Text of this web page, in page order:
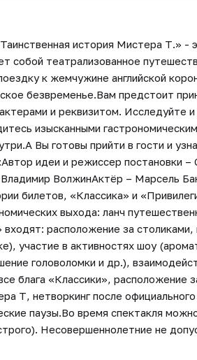
история Мистера Т.» -
собой театрализованное
к жемчужине английской
безвременье.Вам предстоит
и реквизитом. Исследуйте
изысканными
Вы готовы прийти в гости и
идеи и режиссер постановки –
ВолжинАктёр – Марсель
билетов, «Классика» и
выхода: ланч
расположение за
участие в активностях шоу
головоломки и др.),
блага «Классики», расположение
Т, нетворкинг после
паузы.Во время спектакля
Несовершеннолетние не